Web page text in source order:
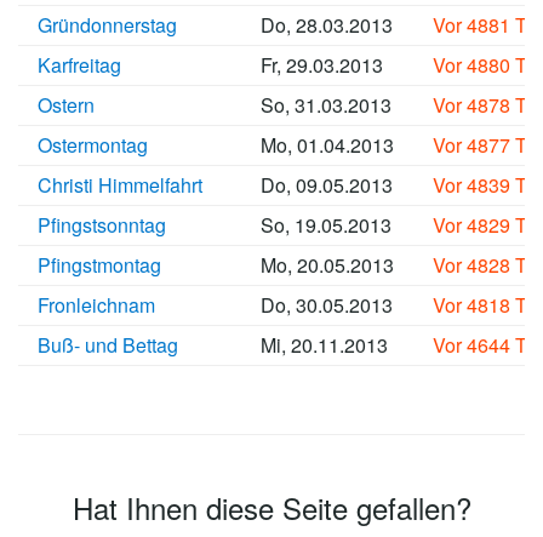
Gründonnerstag
Do, 28.03.2013
Vor 4881
Karfreitag
Fr, 29.03.2013
Vor 4880
Ostern
So, 31.03.2013
Vor 4878
Ostermontag
Mo, 01.04.2013
Vor 4877
Christi Himmelfahrt
Do, 09.05.2013
Vor 4839
Pfingstsonntag
So, 19.05.2013
Vor 4829
Pfingstmontag
Mo, 20.05.2013
Vor 4828
Fronleichnam
Do, 30.05.2013
Vor 4818
Buß- und Bettag
Mi, 20.11.2013 Vor 4644
Hat Ihnen diese Seite gefallen?